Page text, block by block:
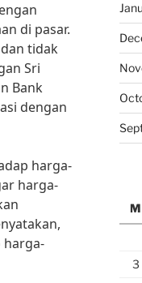
di pasar.
tidak
Sri
Bank
dengan
harga-
harga-
harga-
M
3